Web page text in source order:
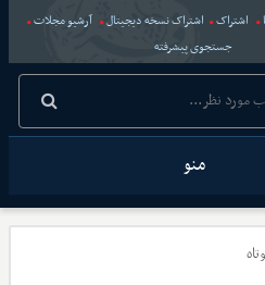
اشتراک اشتراک نسخه دیجیتال
آرشیو مجلات
جستجوی پیشرفته
منو